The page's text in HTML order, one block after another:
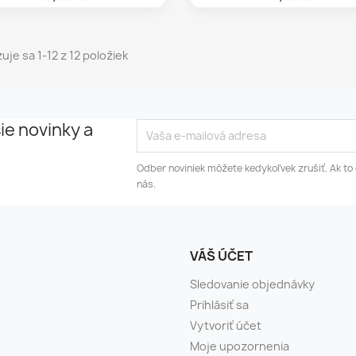
sa 1-12 z 12 položiek
novinky a
Odber noviniek môžete kedykoľvek zrušiť. Ak
nás.
VÁŠ ÚČET
Sledovanie objednávky
Prihlásiť sa
Vytvoriť účet
Moje upozornenia